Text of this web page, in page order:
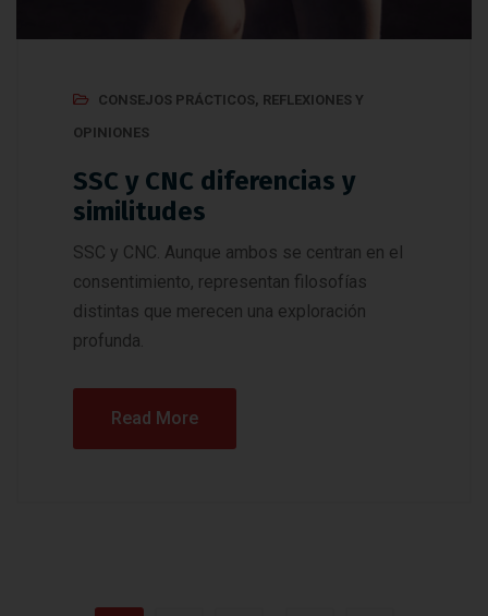
CONSEJOS PRÁCTICOS, REFLEXIONES Y
OPINIONES
SSC y CNC diferencias y
similitudes
SSC y CNC. Aunque ambos se centran en el
consentimiento, representan filosofías
distintas que merecen una exploración
profunda.
Read More